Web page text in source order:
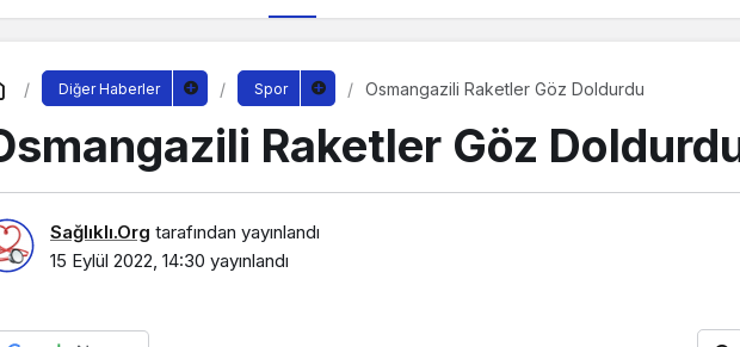
Diğer Haberler Spor Osmangazili Raketler Göz Doldurdu
Raketler Göz
Sağlıklı.Org tarafından yayınlandı
15 Eylül 2022, 14:30 yayınlandı